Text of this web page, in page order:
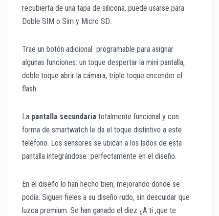
recubierta de una tapa de silicona, puede usarse para
Doble SIM o Sim y Micro SD.
Trae un botón adicional programable para asignar
algunas funciones: un toque despertar la mini pantalla,
doble toque abrir la cámara, triple toque encender el
flash
La pantalla secundaria totalmente funcional y con
forma de smartwatch le da el toque distintivo a este
teléfono. Los sensores se ubican a los lados de esta
pantalla integrándose perfectamente en el diseño.
En el diseño lo han hecho bien, mejorando donde se
podía. Siguen fieles a su diseño rudo, sin descuidar que
luzca premium. Se han ganado el diez ¿A ti ,que te